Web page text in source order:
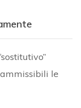
le